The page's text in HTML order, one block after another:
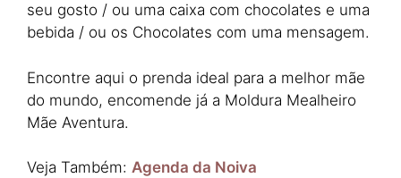
seu gosto / ou uma caixa com chocolates e uma
bebida / ou os Chocolates com uma mensagem.
Encontre aqui o prenda ideal para a melhor mãe
do mundo, encomende já a Moldura Mealheiro
Mãe Aventura.
Veja Também: Agenda da Noiva